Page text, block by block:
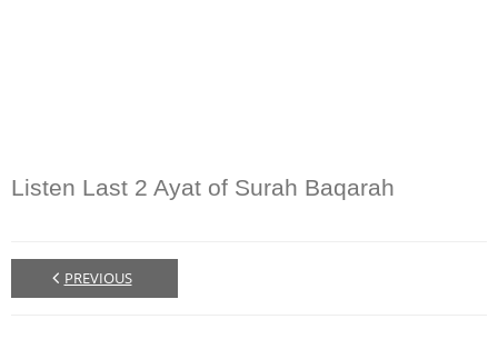
Listen Last 2 Ayat of Surah Baqarah
PREVIOUS